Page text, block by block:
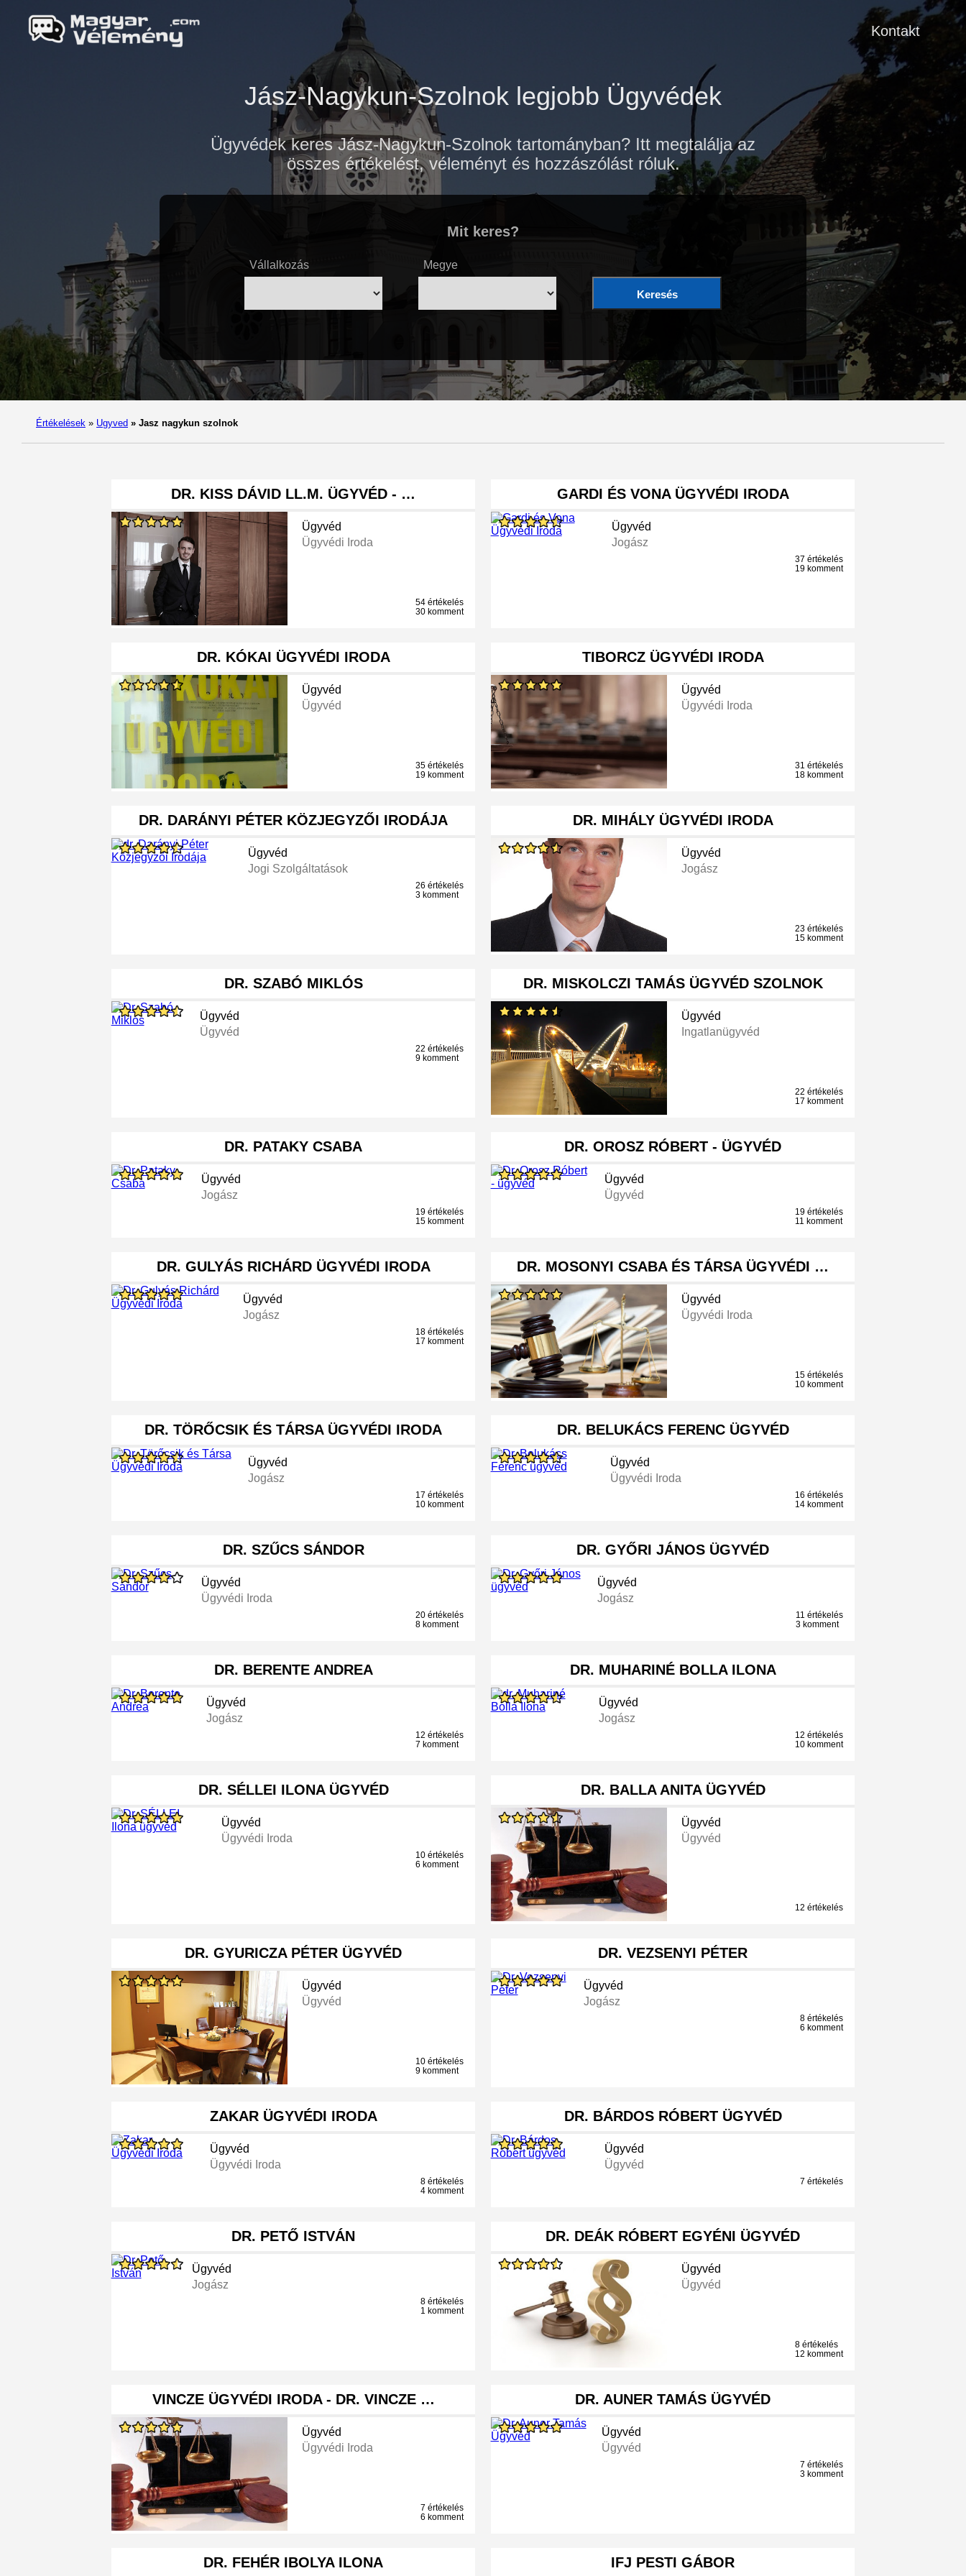
Kontakt
Jász-Nagykun-Szolnok legjobb Ügyvédek
Ügyvédek keres Jász-Nagykun-Szolnok tartományban? Itt megtalálja az
összes értékelést, véleményt és hozzászólást róluk.
Mit keres?
Vállalkozás Megye
Keresés
Értékelések » Ugyved » Jasz nagykun szolnok
DR. KISS DÁVID LL.M. ÜGYVÉD - …
Ügyvéd
Ügyvédi Iroda
54 értékelés
30 komment
GARDI ÉS VONA ÜGYVÉDI IRODA
Ügyvéd
Jogász
37 értékelés
19 komment
DR. KÓKAI ÜGYVÉDI IRODA
Ügyvéd
Ügyvéd
35 értékelés
19 komment
TIBORCZ ÜGYVÉDI IRODA
Ügyvéd
Ügyvédi Iroda
31 értékelés
18 komment
DR. DARÁNYI PÉTER KÖZJEGYZŐI IRODÁJA
Ügyvéd
Jogi Szolgáltatások
26 értékelés
3 komment
DR. MIHÁLY ÜGYVÉDI IRODA
Ügyvéd
Jogász
23 értékelés
15 komment
DR. SZABÓ MIKLÓS
Ügyvéd
Ügyvéd
22 értékelés
9 komment
DR. MISKOLCZI TAMÁS ÜGYVÉD SZOLNOK
Ügyvéd
Ingatlanügyvéd
22 értékelés
17 komment
DR. PATAKY CSABA
Ügyvéd
Jogász
19 értékelés
15 komment
DR. OROSZ RÓBERT - ÜGYVÉD
Ügyvéd
Ügyvéd
19 értékelés
11 komment
DR. GULYÁS RICHÁRD ÜGYVÉDI IRODA
Ügyvéd
Jogász
18 értékelés
17 komment
DR. MOSONYI CSABA ÉS TÁRSA ÜGYVÉDI …
Ügyvéd
Ügyvédi Iroda
15 értékelés
10 komment
DR. TÖRŐCSIK ÉS TÁRSA ÜGYVÉDI IRODA
Ügyvéd
Jogász
17 értékelés
10 komment
DR. BELUKÁCS FERENC ÜGYVÉD
Ügyvéd
Ügyvédi Iroda
16 értékelés
14 komment
DR. SZŰCS SÁNDOR
Ügyvéd
Ügyvédi Iroda
20 értékelés
8 komment
DR. GYŐRI JÁNOS ÜGYVÉD
Ügyvéd
Jogász
11 értékelés
3 komment
DR. BERENTE ANDREA
Ügyvéd
Jogász
12 értékelés
7 komment
DR. MUHARINÉ BOLLA ILONA
Ügyvéd
Jogász
12 értékelés
10 komment
DR. SÉLLEI ILONA ÜGYVÉD
Ügyvéd
Ügyvédi Iroda
10 értékelés
6 komment
DR. BALLA ANITA ÜGYVÉD
Ügyvéd
Ügyvéd
12 értékelés
DR. GYURICZA PÉTER ÜGYVÉD
Ügyvéd
Ügyvéd
10 értékelés
9 komment
DR. VEZSENYI PÉTER
Ügyvéd
Jogász
8 értékelés
6 komment
ZAKAR ÜGYVÉDI IRODA
Ügyvéd
Ügyvédi Iroda
8 értékelés
4 komment
DR. BÁRDOS RÓBERT ÜGYVÉD
Ügyvéd
Ügyvéd
7 értékelés
DR. PETŐ ISTVÁN
Ügyvéd
Jogász
8 értékelés
1 komment
DR. DEÁK RÓBERT EGYÉNI ÜGYVÉD
Ügyvéd
Ügyvéd
8 értékelés
12 komment
VINCZE ÜGYVÉDI IRODA - DR. VINCZE …
Ügyvéd
Ügyvédi Iroda
7 értékelés
6 komment
DR. AUNER TAMÁS ÜGYVÉD
Ügyvéd
Ügyvéd
7 értékelés
3 komment
DR. FEHÉR IBOLYA ILONA IFJ PESTI GÁBOR